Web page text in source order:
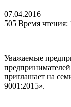
07.04.2016
505 Время чтения:
Уважаемые
приглашает на
9001:2015».